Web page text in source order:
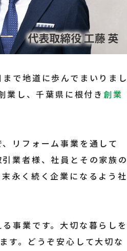
で地道に歩んでまいりまし
業し、千葉県に根付き 創業
リフォーム事業を通して
業者様、社員とその家族の
永く続く企業になるよう社
事業です。大切な暮らしを
す。どうぞ安心して大切な